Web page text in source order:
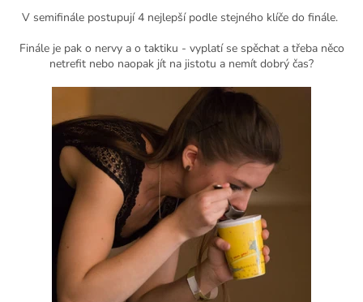
V semifinále postupují 4 nejlepší podle stejného klíče do finále.
Finále je pak o nervy a o taktiku - vyplatí se spěchat a třeba něco
netrefit nebo naopak jít na jistotu a nemít dobrý čas?